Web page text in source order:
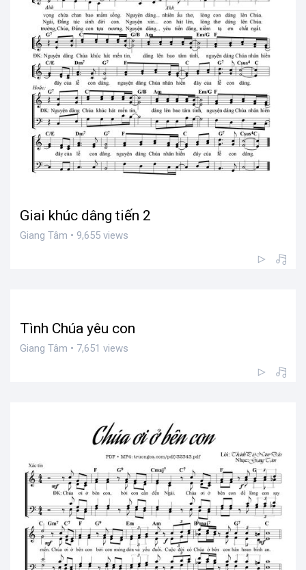
Giai khúc dâng tiến 2
Giang Tâm • 9,655 views
Tình Chúa yêu con
Giang Tâm • 7,651 views